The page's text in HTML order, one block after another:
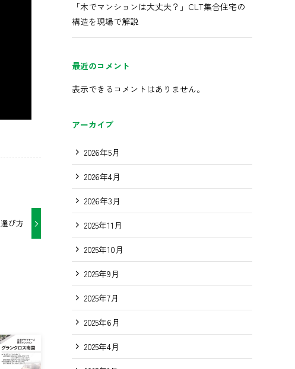
び方
「木でマンションは大丈夫？」CLT集合住宅の
構造を現場で解説
最近のコメント
表示できるコメントはありません。
アーカイブ
2026年5月
2026年4月
2026年3月
2025年11月
2025年10月
2025年9月
2025年7月
2025年6月
2025年4月